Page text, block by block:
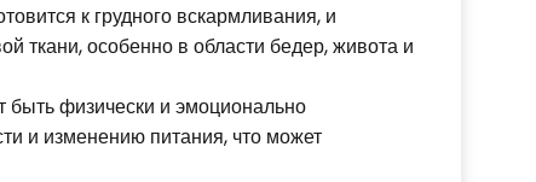
к грудного вскармливания, и
ткани, особенно в области бедер, живота и
физически и эмоционально
и изменению питания, что может